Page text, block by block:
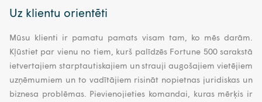
Uz klientu orientēti
Mūsu klienti ir pamatu pamats visam tam, ko mēs darām.
Kļūstiet par vienu no tiem, kurš palīdzēs Fortune 500 sarakstā
ietvertajiem starptautiskajiem un strauji augošajiem vietējiem
uzņēmumiem un to vadītājiem risināt nopietnas juridiskas un
biznesa problēmas. Pievienojieties komandai, kuras mērķis ir